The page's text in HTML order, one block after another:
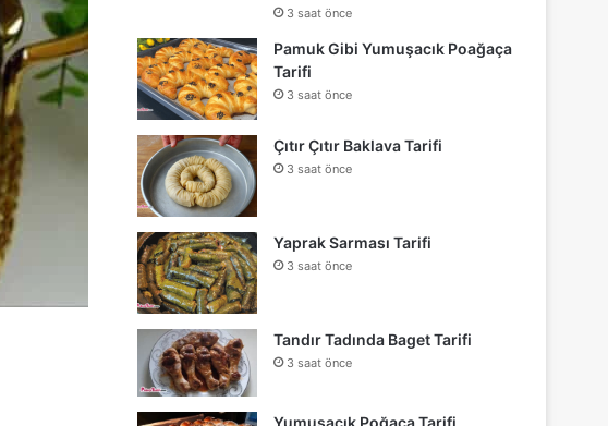
3 saat önce
Pamuk Gibi Yumuşacık Poağaça
Tarifi
3 saat önce
Çıtır Çıtır Baklava Tarifi
3 saat önce
Yaprak Sarması Tarifi
3 saat önce
Tandır Tadında Baget Tarifi
3 saat önce
Yumuşacık Poğaça Tarifi